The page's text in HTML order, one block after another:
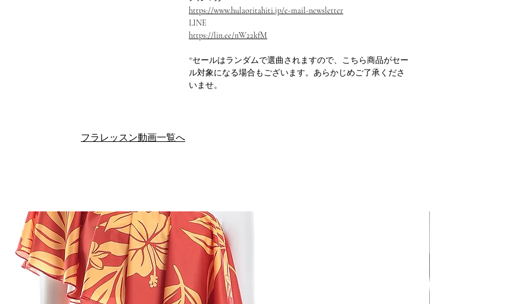
https://www.hulaoritahiti.jp/e-mail-newsletter
LINE
https://lin.ee/nW22kfM
*セールはランダムで選曲されますので、こちら商品がセー
ル対象になる場合もございます。あらかじめご了承くださ
いませ。
フラレッスン動画一覧へ